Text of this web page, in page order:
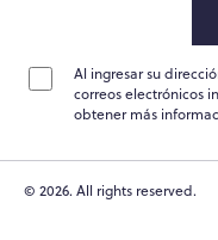
Al ingresar su
correos electrónicos
obtener más
© 2026. All rights reserved.